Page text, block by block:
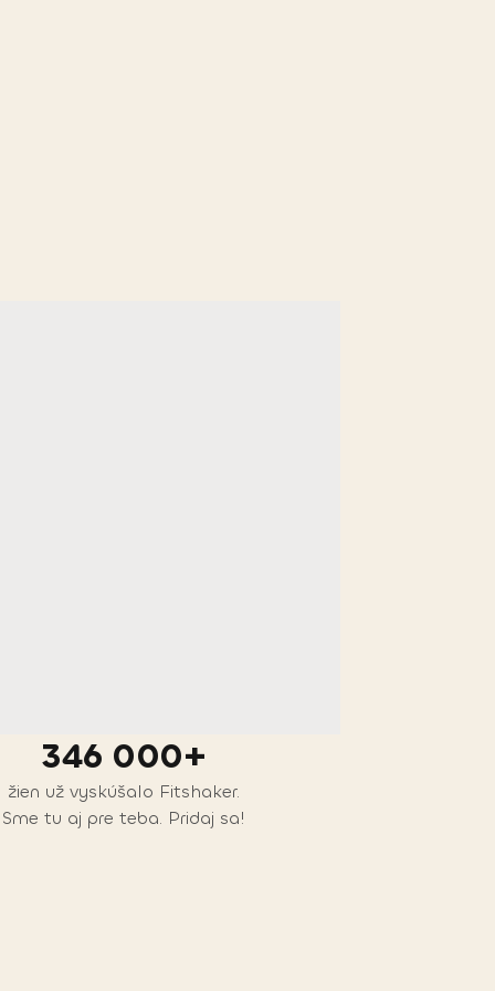
346 000+
žien už vyskúšalo Fitshaker.
Sme tu aj pre teba. Pridaj sa!